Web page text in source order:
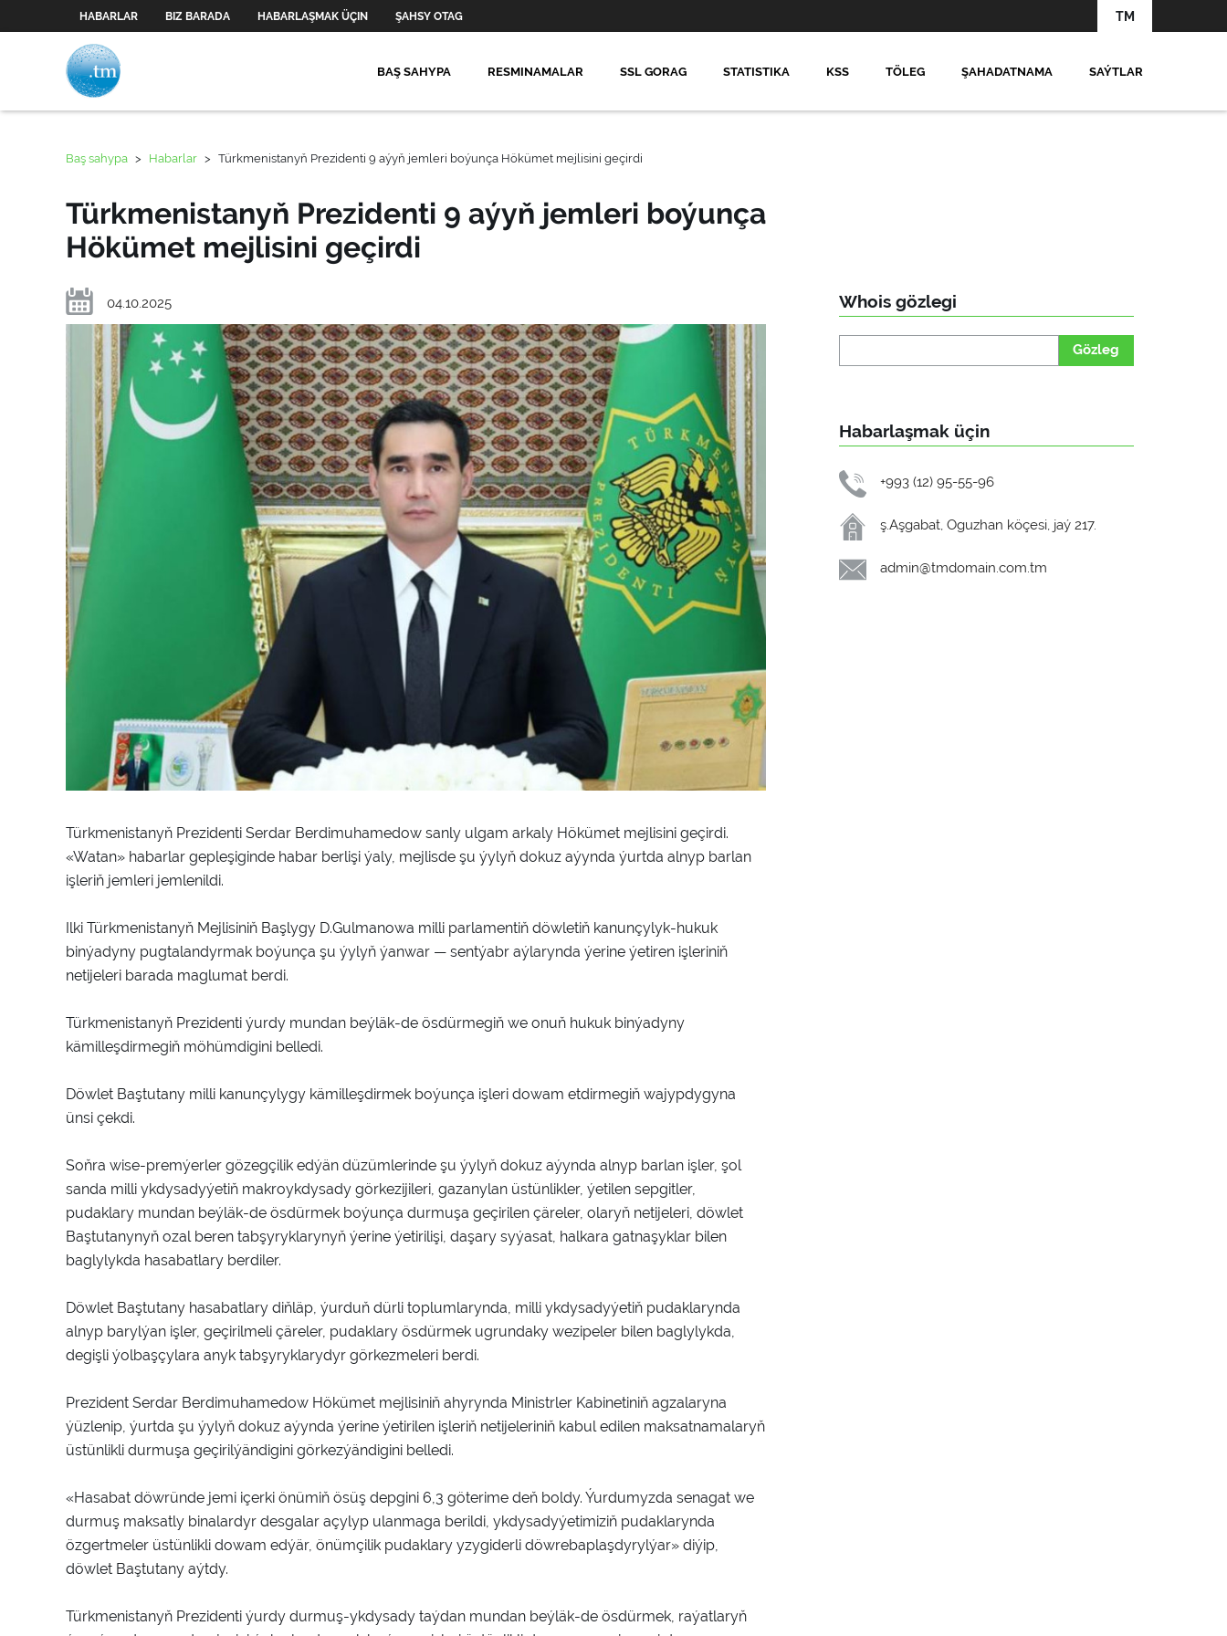
HABARLAR BIZ BARADA HABARLAŞMAK ÜÇIN ŞAHSY OTAG TM
BAŞ SAHYPA RESMINAMALAR SSL GORAG STATISTIKA KSS TÖLEG ŞAHADATNAMA SAÝTLAR
Baş sahypa > Habarlar > Türkmenistanyň Prezidenti 9 aýyň jemleri boýunça Hökümet mejlisini geçirdi
Türkmenistanyň Prezidenti 9 aýyň jemleri boýunça
Hökümet mejlisini geçirdi
04.10.2025
Türkmenistanyň Prezidenti Serdar Berdimuhamedow sanly ulgam arkaly Hökümet mejlisini geçirdi.
«Watan» habarlar gepleşiginde habar berlişi ýaly, mejlisde şu ýylyň dokuz aýynda ýurtda alnyp barlan
işleriň jemleri jemlenildi.
Ilki Türkmenistanyň Mejlisiniň Başlygy D.Gulmanowa milli parlamentiň döwletiň kanunçylyk-hukuk
binýadyny pugtalandyrmak boýunça şu ýylyň ýanwar — sentýabr aýlarynda ýerine ýetiren işleriniň
netijeleri barada maglumat berdi.
Türkmenistanyň Prezidenti ýurdy mundan beýläk-de ösdürmegiň we onuň hukuk binýadyny
kämilleşdirmegiň möhümdigini belledi.
Döwlet Baştutany milli kanunçylygy kämilleşdirmek boýunça işleri dowam etdirmegiň wajypdygyna
ünsi çekdi.
Soňra wise-premýerler gözegçilik edýän düzümlerinde şu ýylyň dokuz aýynda alnyp barlan işler, şol
sanda milli ykdysadyýetiň makroykdysady görkezijileri, gazanylan üstünlikler, ýetilen sepgitler,
pudaklary mundan beýläk-de ösdürmek boýunça durmuşa geçirilen çäreler, olaryň netijeleri, döwlet
Baştutanynyň ozal beren tabşyryklarynyň ýerine ýetirilişi, daşary syýasat, halkara gatnaşyklar bilen
baglylykda hasabatlary berdiler.
Döwlet Baştutany hasabatlary diňläp, ýurduň dürli toplumlarynda, milli ykdysadyýetiň pudaklarynda
alnyp barylýan işler, geçirilmeli çäreler, pudaklary ösdürmek ugrundaky wezipeler bilen baglylykda,
degişli ýolbaşçylara anyk tabşyryklarydyr görkezmeleri berdi.
Prezident Serdar Berdimuhamedow Hökümet mejlisiniň ahyrynda Ministrler Kabinetiniň agzalaryna
ýüzlenip, ýurtda şu ýylyň dokuz aýynda ýerine ýetirilen işleriň netijeleriniň kabul edilen maksatnamalaryň
üstünlikli durmuşa geçirilýändigini görkezýändigini belledi.
«Hasabat döwründe jemi içerki önümiň ösüş depgini 6,3 göterime deň boldy. Ýurdumyzda senagat we
durmuş maksatly binalardyr desgalar açylyp ulanmaga berildi, ykdysadyýetimiziň pudaklarynda
özgertmeler üstünlikli dowam edýär, önümçilik pudaklary yzygiderli döwrebaplaşdyrylýar» diýip,
döwlet Baştutany aýtdy.
Türkmenistanyň Prezidenti ýurdy durmuş-ykdysady taýdan mundan beýläk-de ösdürmek, raýatlaryň
Whois gözlegi
Gözleg
Habarlaşmak üçin
+993 (12) 95-55-96
ş.Aşgabat, Oguzhan köçesi, jaý 217.
admin@tmdomain.com.tm